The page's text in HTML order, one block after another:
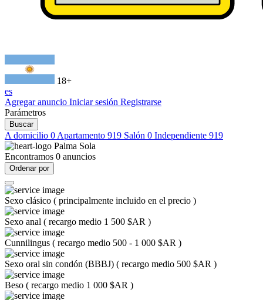
18+
es
Agregar anuncio Iniciar sesión Registrarse
Parámetros
Buscar
A domicilio 0 Apartamento 919 Salón 0 Independiente 919
Palma Sola
Encontramos 0 anuncios
Ordenar por
Sexo clásico ( principalmente incluido en el precio )
Sexo anal ( recargo medio 1 500 $AR )
Cunnilingus ( recargo medio 500 - 1 000 $AR )
Sexo oral sin condón (BBBJ) ( recargo medio 500 $AR )
Beso ( recargo medio 1 000 $AR )